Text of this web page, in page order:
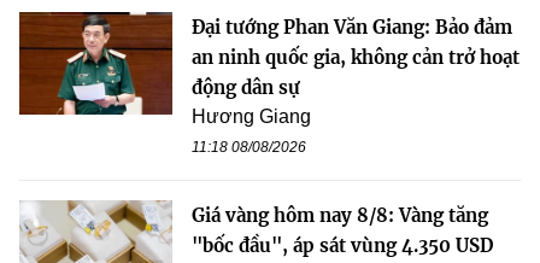
Đại tướng Phan Văn Giang: Bảo đảm
an ninh quốc gia, không cản trở hoạt
động dân sự
Hương Giang
11:18 08/08/2026
Giá vàng hôm nay 8/8: Vàng tăng
"bốc đầu", áp sát vùng 4.350 USD